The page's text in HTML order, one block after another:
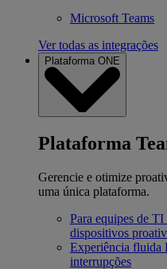
Microsoft Teams
Ver todas as integrações
Plataforma ONE
Plataforma
Gerencie e otimize
uma única plataforma.
Para equipes de TI
dispositivos
Experiência fluida
interrupções